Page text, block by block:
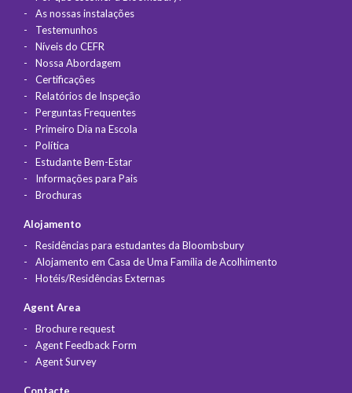
As nossas instalações
Testemunhos
Níveis do CEFR
Nossa Abordagem
Certificações
Relatórios de Inspeção
Perguntas Frequentes
Primeiro Dia na Escola
Política
Estudante Bem-Estar
Informações para Pais
Brochuras
Alojamento
Residências para estudantes da Bloombsbury
Alojamento em Casa de Uma Família de Acolhimento
Hotéis/Residências Externas
Agent Area
Brochure request
Agent Feedback Form
Agent Survey